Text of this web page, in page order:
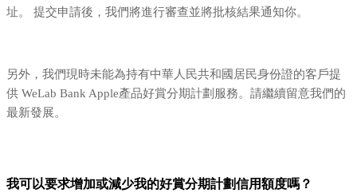
址。 提交申請後，我們將進行審查並將批核結果通知你。
另外，我們現時未能為持有中華人民共和國居民身份證的客戶提
供 WeLab Bank Apple產品好賞分期計劃服務。請繼續留意我們的
最新發展。
我可以要求增加或減少我的好賞分期計劃信用額度嗎？